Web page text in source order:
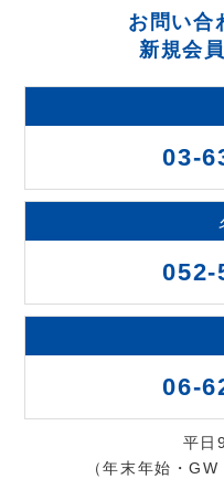
お問い合
新規会
03-
052-
06-
平日
（年末年始・